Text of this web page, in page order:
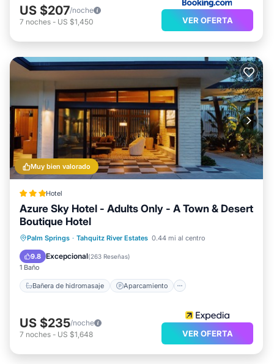
US $207/noche
7 noches - US $1,450 VER OFERTA
Muy bien valorado
Hotel
Azure Sky Hotel - Adults Only - A Town & Desert
Boutique Hotel
Palm Springs · Tahquitz River Estates 0.44 mi al centro
9.8 Excepcional(263 Reseñas)
1 Baño
Bañera de hidromasaje Aparcamiento
Bañera de hidromasaje
Aparcamiento
Piscina
Balcón/Terraza
US $235/noche
7 noches - US $1,648 VER OFERTA